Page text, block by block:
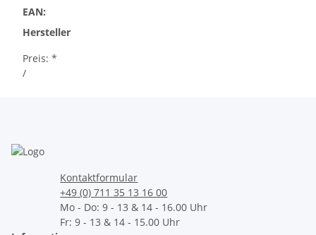
EAN:
Hersteller
Preis: *
/
Kontaktformular
+49 (0) 711 35 13 16 00
Mo - Do: 9 - 13 & 14 - 16.00 Uhr
Fr: 9 - 13 & 14 - 15.00 Uhr